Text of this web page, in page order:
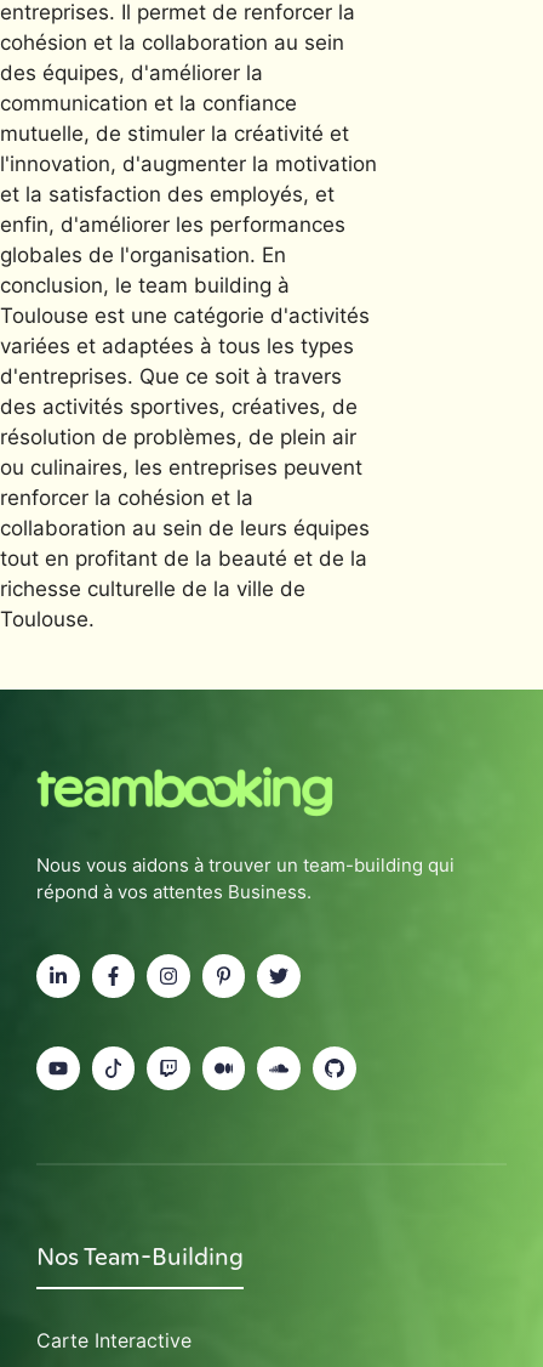
entreprises. Il permet de renforcer la
cohésion et la collaboration au sein
des équipes, d'améliorer la
communication et la confiance
mutuelle, de stimuler la créativité et
l'innovation, d'augmenter la motivation
et la satisfaction des employés, et
enfin, d'améliorer les performances
globales de l'organisation. En
conclusion, le team building à
Toulouse est une catégorie d'activités
variées et adaptées à tous les types
d'entreprises. Que ce soit à travers
des activités sportives, créatives, de
résolution de problèmes, de plein air
ou culinaires, les entreprises peuvent
renforcer la cohésion et la
collaboration au sein de leurs équipes
tout en profitant de la beauté et de la
richesse culturelle de la ville de
Toulouse.
Nous vous aidons à trouver un team-building qui
répond à vos attentes Business.
Nos Team-Building
Carte Interactive